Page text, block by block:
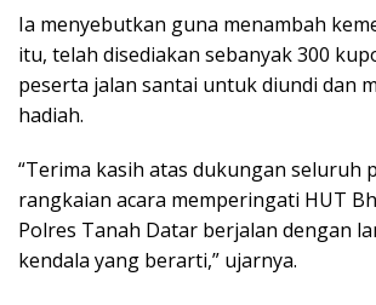
Ia menyebutkan guna menambah
itu, telah disediakan sebanyak 300
peserta jalan santai untuk diundi dan
hadiah.
“Terima kasih atas dukungan seluruh
rangkaian acara memperingati HUT
Polres Tanah Datar berjalan dengan
kendala yang berarti,” ujarnya.